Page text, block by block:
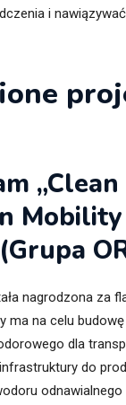
i
nagrodzona za
ma na celu
dla
do